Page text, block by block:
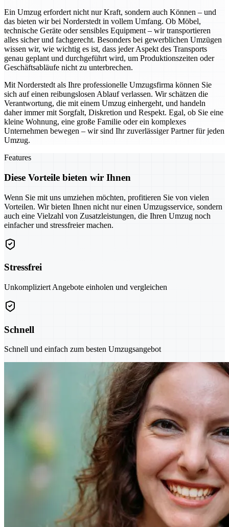
Ein Umzug erfordert nicht nur Kraft, sondern auch Können – und
das bieten wir bei Norderstedt in vollem Umfang. Ob Möbel,
technische Geräte oder sensibles Equipment – wir transportieren
alles sicher und fachgerecht. Besonders bei gewerblichen Umzügen
wissen wir, wie wichtig es ist, dass jeder Aspekt des Transports
genau geplant und durchgeführt wird, um Produktionszeiten oder
Geschäftsabläufe nicht zu unterbrechen.
Mit Norderstedt als Ihre professionelle Umzugsfirma können Sie
sich auf einen reibungslosen Ablauf verlassen. Wir schätzen die
Verantwortung, die mit einem Umzug einhergeht, und handeln
daher immer mit Sorgfalt, Diskretion und Respekt. Egal, ob Sie eine
kleine Wohnung, eine große Familie oder ein komplexes
Unternehmen bewegen – wir sind Ihr zuverlässiger Partner für jeden
Umzug.
Features
Diese Vorteile bieten wir Ihnen
Wenn Sie mit uns umziehen möchten, profitieren Sie von vielen
Vorteilen. Wir bieten Ihnen nicht nur einen Umzugsservice, sondern
auch eine Vielzahl von Zusatzleistungen, die Ihren Umzug noch
einfacher und stressfreier machen.
Stressfrei
Unkompliziert Angebote einholen und vergleichen
Schnell
Schnell und einfach zum besten Umzugsangebot